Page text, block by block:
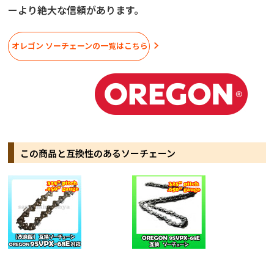
ーより絶大な信頼があります。
オレゴン ソーチェーンの一覧はこちら
この商品と互換性のあるソーチェーン